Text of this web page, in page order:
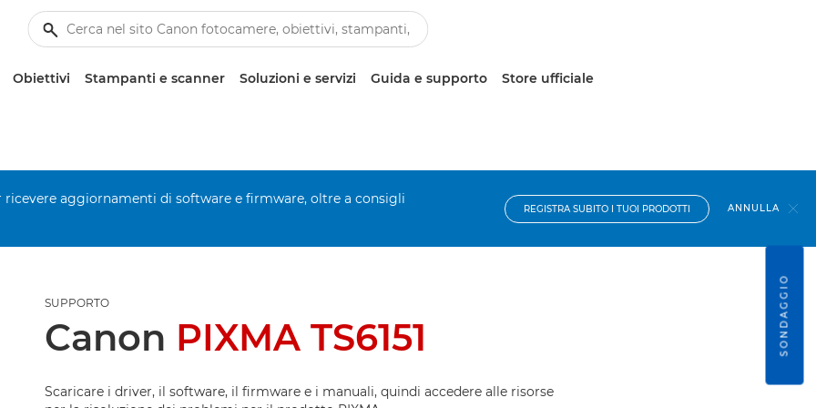
Obiettivi Stampanti e scanner Soluzioni e servizi Guida e supporto Store ufficiale
aggiornamenti di software e firmware, oltre a consigli
REGISTRA SUBITO I TUOI PRODOTTI ANNULLA
SUPPORTO
Canon PIXMA TS6151
Scaricare i driver, il software, il firmware e i manuali, quindi accedere alle risorse
SONDAGGIO